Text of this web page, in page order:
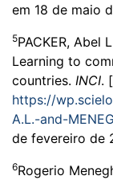
em 18 de maio
5PACKER, Abel
Learning to
countries. INCI.
https://
A.L.-and-
de fevereiro de
6Rogerio